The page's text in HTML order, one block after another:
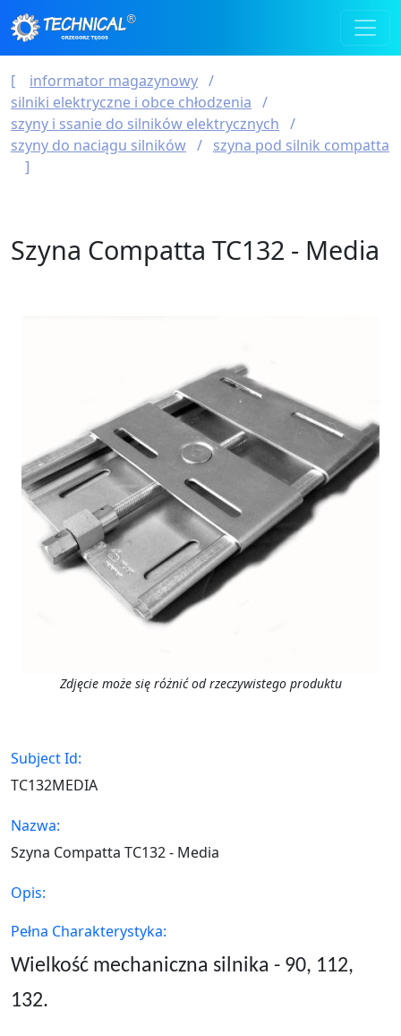
informator magazynowy
silniki elektryczne i obce chłodzenia
szyny i ssanie do silników elektrycznych
szyny do naciągu silników
szyna pod silnik compatta
Szyna Compatta TC132 - Media
Zdjęcie może się różnić od rzeczywistego produktu
Subject Id:
TC132MEDIA
Nazwa:
Szyna Compatta TC132 - Media
Opis:
Pełna Charakterystyka:
Wielkość mechaniczna silnika - 90, 112,
132.